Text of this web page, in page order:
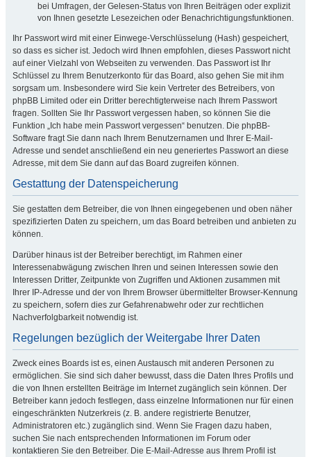
bei Umfragen, der Gelesen-Status von Ihren Beiträgen oder explizit
von Ihnen gesetzte Lesezeichen oder Benachrichtigungsfunktionen.
Ihr Passwort wird mit einer Einwege-Verschlüsselung (Hash) gespeichert,
so dass es sicher ist. Jedoch wird Ihnen empfohlen, dieses Passwort nicht
auf einer Vielzahl von Webseiten zu verwenden. Das Passwort ist Ihr
Schlüssel zu Ihrem Benutzerkonto für das Board, also gehen Sie mit ihm
sorgsam um. Insbesondere wird Sie kein Vertreter des Betreibers, von
phpBB Limited oder ein Dritter berechtigterweise nach Ihrem Passwort
fragen. Sollten Sie Ihr Passwort vergessen haben, so können Sie die
Funktion „Ich habe mein Passwort vergessen“ benutzen. Die phpBB-
Software fragt Sie dann nach Ihrem Benutzernamen und Ihrer E-Mail-
Adresse und sendet anschließend ein neu generiertes Passwort an diese
Adresse, mit dem Sie dann auf das Board zugreifen können.
Gestattung der Datenspeicherung
Sie gestatten dem Betreiber, die von Ihnen eingegebenen und oben näher
spezifizierten Daten zu speichern, um das Board betreiben und anbieten zu
können.
Darüber hinaus ist der Betreiber berechtigt, im Rahmen einer
Interessenabwägung zwischen Ihren und seinen Interessen sowie den
Interessen Dritter, Zeitpunkte von Zugriffen und Aktionen zusammen mit
Ihrer IP-Adresse und der von Ihrem Browser übermittelter Browser-Kennung
zu speichern, sofern dies zur Gefahrenabwehr oder zur rechtlichen
Nachverfolgbarkeit notwendig ist.
Regelungen bezüglich der Weitergabe Ihrer Daten
Zweck eines Boards ist es, einen Austausch mit anderen Personen zu
ermöglichen. Sie sind sich daher bewusst, dass die Daten Ihres Profils und
die von Ihnen erstellten Beiträge im Internet zugänglich sein können. Der
Betreiber kann jedoch festlegen, dass einzelne Informationen nur für einen
eingeschränkten Nutzerkreis (z. B. andere registrierte Benutzer,
Administratoren etc.) zugänglich sind. Wenn Sie Fragen dazu haben,
suchen Sie nach entsprechenden Informationen im Forum oder
kontaktieren Sie den Betreiber. Die E-Mail-Adresse aus Ihrem Profil ist